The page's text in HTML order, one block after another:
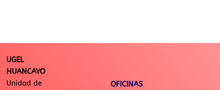
UGEL
HUANCAYO
Unidad de
OFICINAS